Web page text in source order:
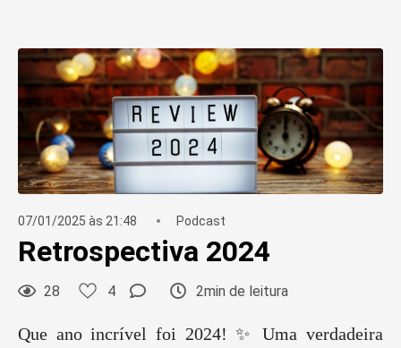
07/01/2025 às 21:48 Podcast
Retrospectiva 2024
28 4 2min de leitura
Que ano incrível foi 2024! ✨ Uma verdadeira